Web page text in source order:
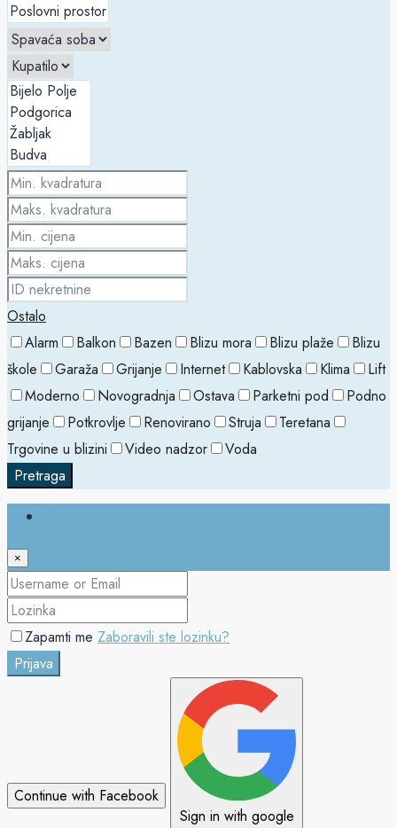
Ostalo
Alarm
Balkon Bazen Blizu mora Blizu plaže
Blizu
škole
Garaža Grijanje Internet Kablovska Klima
Lift
Moderno
Novogradnja Ostava Parketni pod
Podno
grijanje
Potkrovlje Renovirano Struja
Teretana
Trgovine u blizini
Video nadzor
Voda
Pretraga
×
Zapamti me Zaboravili ste lozinku?
Prijava
Continue with Facebook
Sign in with google